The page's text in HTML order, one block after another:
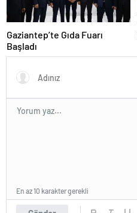
Gaziantep’te Gıda Fuarı
Başladı
En az 10 karakter gerekli